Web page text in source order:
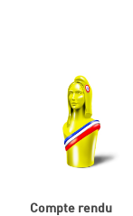
Compte rendu